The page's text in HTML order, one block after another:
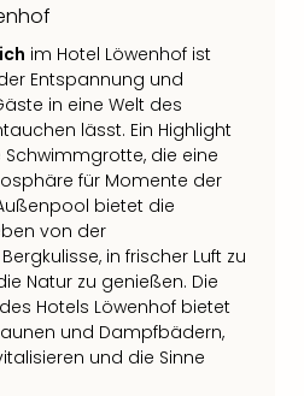
im Hotel Löwenhof ist
Entspannung und
in eine Welt des
lässt. Ein Highlight
die eine
für Momente der
bietet die
von der
in frischer Luft zu
Natur zu genießen. Die
Hotels Löwenhof bietet
und Dampfbädern,
und die Sinne